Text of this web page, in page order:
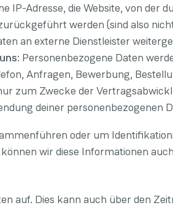
IP-Adresse, die Website, von der
werden (sind also
an externe Dienstleister
Personenbezogene Daten
Anfragen, Bewerbung,
zum Zwecke der
deiner
oder um
wir diese Informationen
auf. Dies kann auch über den